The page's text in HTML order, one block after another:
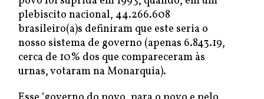
plebiscito nacional, 44.266.608
brasileiro(a)s definiram que este seria o
nosso sistema de governo (apenas 6.843.19,
cerca de 10% dos que compareceram às
urnas, votaram na Monarquia).